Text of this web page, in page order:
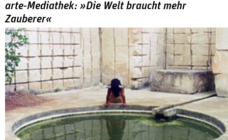
arte-Mediathek: »Die Welt braucht mehr
Zauberer«